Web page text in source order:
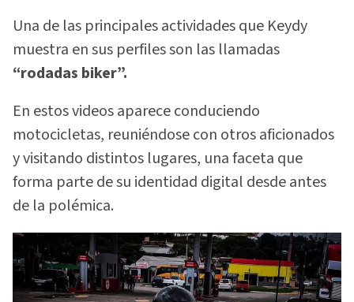
Una de las principales actividades que Keydy
muestra en sus perfiles son las llamadas
“rodadas biker”.
En estos videos aparece conduciendo
motocicletas, reuniéndose con otros aficionados
y visitando distintos lugares, una faceta que
forma parte de su identidad digital desde antes
de la polémica.